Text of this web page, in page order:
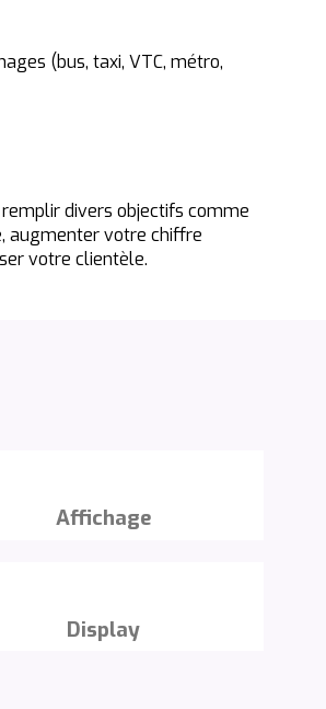
(bus, taxi, VTC, métro,
divers objectifs comme
augmenter votre chiffre
votre clientèle.
Affichage
Display